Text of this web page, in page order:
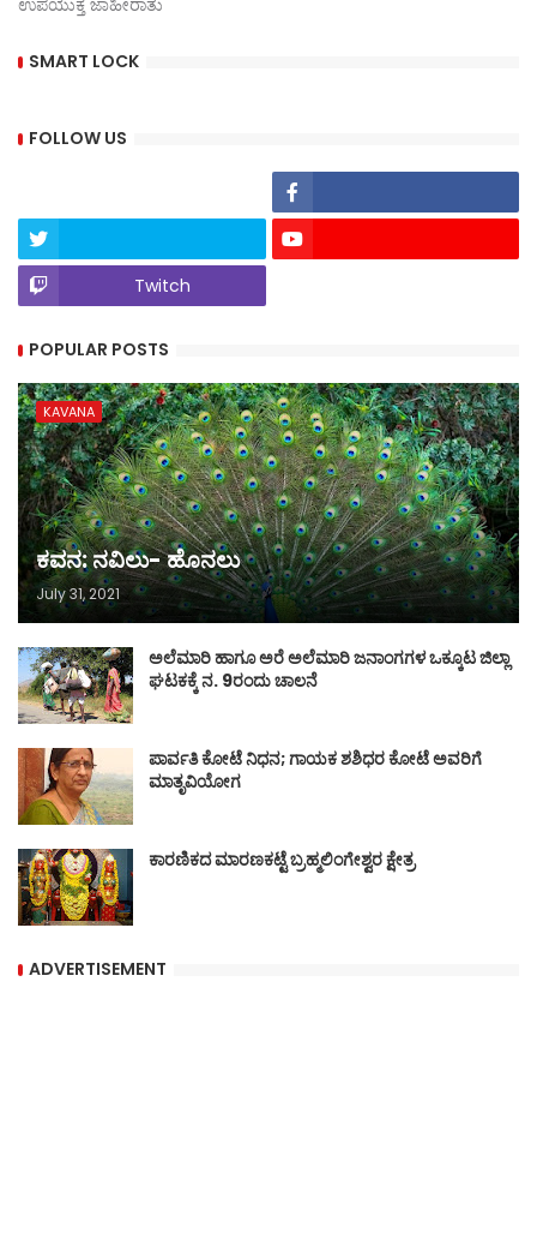
SMART LOCK
FOLLOW US
Twitch
POPULAR POSTS
KAVANA
ಕವನ: ನವಿಲು- ಹೊನಲು
July 31, 2021
ಅಲೆಮಾರಿ ಹಾಗೂ ಅರೆ ಅಲೆಮಾರಿ ಜನಾಂಗಗಳ ಒಕ್ಕೂಟ ಜಿಲ್ಲಾ
ಘಟಕಕ್ಕೆ ನ. 9ರಂದು ಚಾಲನೆ
ಪಾರ್ವತಿ ಕೋಟೆ ನಿಧನ; ಗಾಯಕ ಶಶಿಧರ ಕೋಟೆ ಅವರಿಗೆ
ಮಾತೃವಿಯೋಗ
ಕಾರಣಿಕದ ಮಾರಣಕಟ್ಟೆ ಬ್ರಹ್ಮಲಿಂಗೇಶ್ವರ ಕ್ಷೇತ್ರ
ADVERTISEMENT